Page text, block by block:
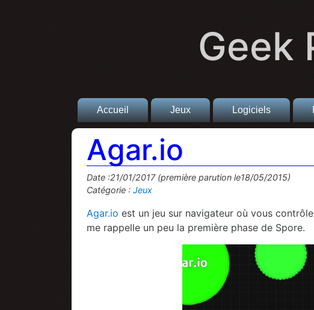
Geek
Accueil Jeux Logiciels
Agar.io
Date :21/01/2017 (première parution le18/05/2015)
Catégorie :Jeux
Agar.io est un jeu sur navigateur où vous
me rappelle un peu la première phase de Spore.